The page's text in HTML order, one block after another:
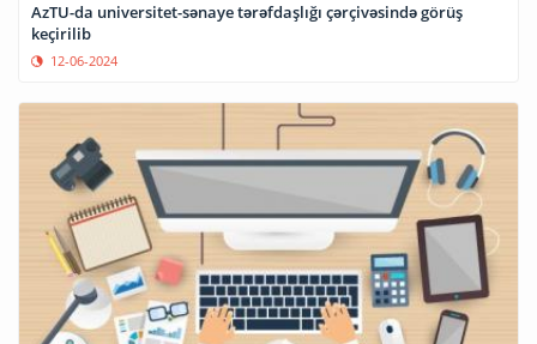
AzTU-da universitet-sənaye tərəfdaşlığı çərçivəsində görüş
keçirilib
12-06-2024